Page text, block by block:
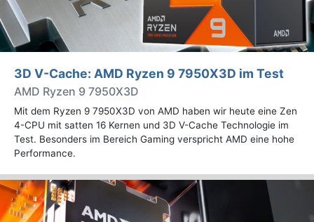
3D V-Cache: AMD Ryzen 9 7950X3D im Test
AMD Ryzen 9 7950X3D
Mit dem Ryzen 9 7950X3D von AMD haben wir heute eine Zen
4-CPU mit satten 16 Kernen und 3D V-Cache Technologie im
Test. Besonders im Bereich Gaming verspricht AMD eine hohe
Performance.